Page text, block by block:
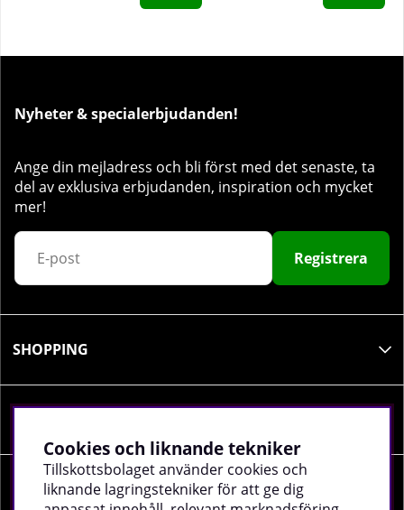
Nyheter & specialerbjudanden!
Ange din mejladress och bli först med det senaste, ta
del av exklusiva erbjudanden, inspiration och mycket
mer!
Registrera
SHOPPING
SOCIALA MEDIER
Cookies och liknande tekniker
Tillskottsbolaget använder cookies och
liknande lagringstekniker för att ge dig